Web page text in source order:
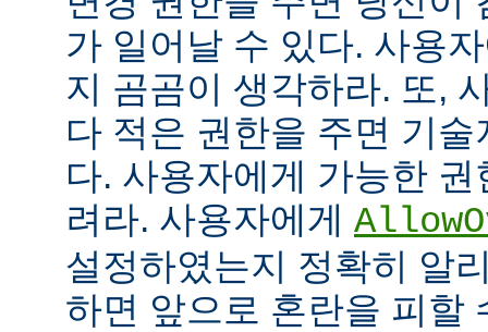
가 일어날 수 있다. 사용
지 곰곰이 생각하라. 또,
다 적은 권한을 주면 기
다. 사용자에게 가능한
려라. 사용자에게
설정하였는지 정확히 알
하면 앞으로 혼란을 피할